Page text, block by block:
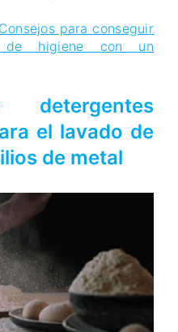
Consejos para conseguir
de higiene con un
detergentes
el lavado de
de metal